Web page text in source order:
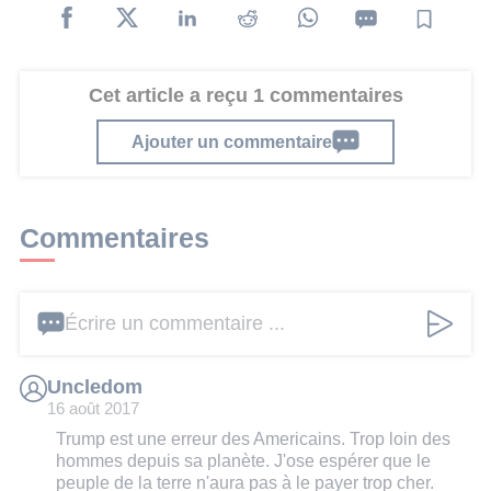
Cet article a reçu 1 commentaires
Ajouter un commentaire
Commentaires
Écrire un commentaire ...
Uncledom
16 août 2017
Trump est une erreur des Americains. Trop loin des
hommes depuis sa planète. J'ose espérer que le
peuple de la terre n'aura pas à le payer trop cher.